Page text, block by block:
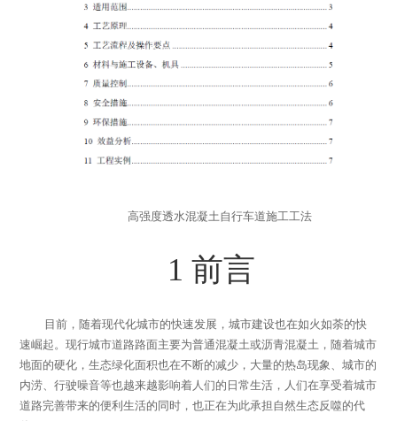
高强度透水混凝土自行车道施工工法
1 前言
目前，随着现代化城市的快速发展，城市建设也在如火如荼的快
速崛起。现行城市道路路面主要为普通混凝土或沥青混凝土，随着城市
地面的硬化，生态绿化面积也在不断的减少，大量的热岛现象、城市的
内涝、行驶噪音等也越来越影响着人们的日常生活，人们在享受着城市
道路完善带来的便利生活的同时，也正在为此承担自然生态反噬的代